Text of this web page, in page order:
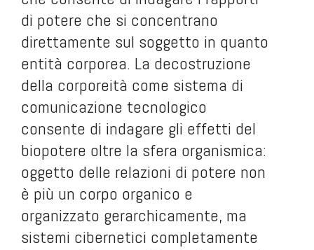
di potere che si concentrano
direttamente sul soggetto in quanto
entità corporea. La decostruzione
della corporeità come sistema di
comunicazione tecnologico
consente di indagare gli effetti del
biopotere oltre la sfera organismica:
oggetto delle relazioni di potere non
è più un corpo organico e
organizzato gerarchicamente, ma
sistemi cibernetici completamente